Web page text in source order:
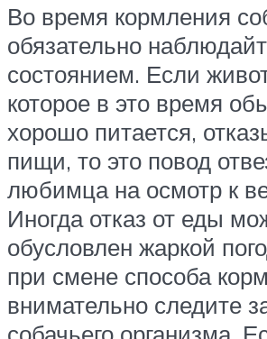
Во время кормления
обязательно
состоянием. Если
которое в это время
хорошо питается,
пищи, то это повод
любимца на осмотр к
Иногда отказ от еды
обусловлен жаркой
при смене способа
внимательно следите